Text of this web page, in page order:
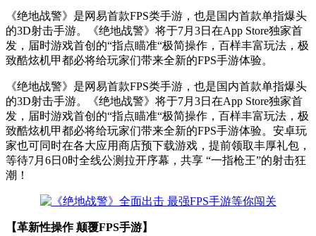
​《绝地战警》是网易首款FPS类手游，也是国内首款单指爆头
的3D射击手游。《绝地战警》将于7月3日在App Store独家首
发，届时游戏首创的“指点瞄准“极简操作，百样丰富玩法，极
致酷炫机甲都必将给玩家们带来全新的FPS手游体验。
《绝地战警》是网易首款FPS类手游，也是国内首款单指爆头
的3D射击手游。《绝地战警》将于7月3日在App Store独家首
发，届时游戏首创的“指点瞄准“极简操作，百样丰富玩法，极
致酷炫机甲都必将给玩家们带来全新的FPS手游体验。安卓玩
家也可同时在各大应用商店预下载游戏，提前领取丰厚礼包，
等待7月6日0时全线公测拉开序幕，共享 “一指枪王”的射击狂
潮！
【革新性操作 颠覆FPS手游】